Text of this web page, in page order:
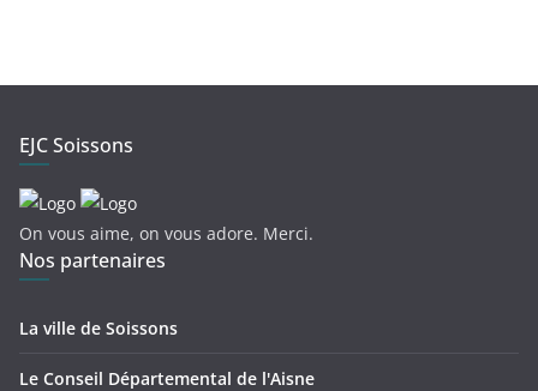
EJC Soissons
On vous aime, on vous adore. Merci.
Nos partenaires
La ville de Soissons
Le Conseil Départemental de l'Aisne